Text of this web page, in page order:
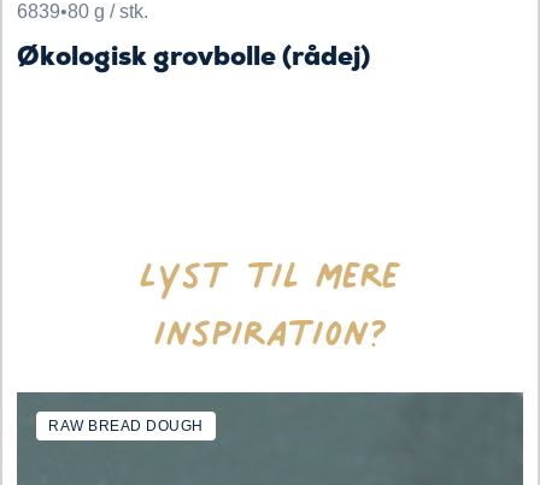
6839•80 g / stk.
Økologisk grovbolle (rådej)
Lyst til mere
inspiration?
RAW BREAD DOUGH